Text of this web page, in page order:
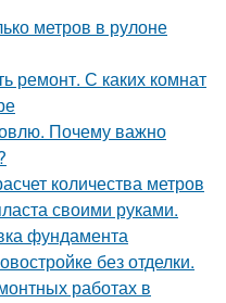
метров в рулоне
ремонт. С каких комнат
Почему важно
количества метров
своими руками.
фундамента
без отделки.
работах в